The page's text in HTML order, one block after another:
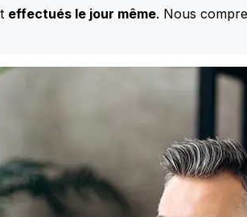
effectués le jour même. Nous